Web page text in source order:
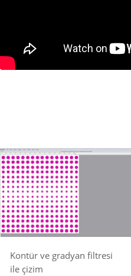
Kontür ve gradyan filtresi
ile çizim